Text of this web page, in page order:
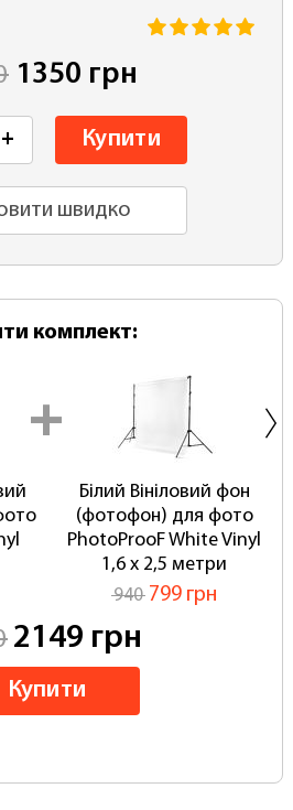
1350 грн
+ Купити
швидко
комплект:
Білий Вініловий фон
(фотофон) для фото
PhotoProoF White Vinyl
1,6 х 2,5 метри
940 799 грн
2149 грн
Купити